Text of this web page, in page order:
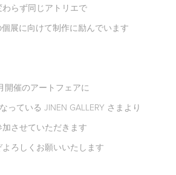
わらず同じアトリエで
個展に向けて制作に励んでいます
開催のアートフェアに
っている JINEN GALLERY さまより
加させていただきます
よろしくお願いいたします